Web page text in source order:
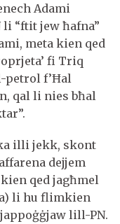
Adami
“ftit jew ħafna”
meta kien qed
fi Triq
petrol f’Ħal
qal li nies bħal
illi jekk, skont
dejjem
qed jagħmel
li hu flimkien
lill-PN.